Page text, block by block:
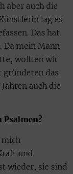
aber auch die
lag es
Das hat
Da mein Mann
wollten wir
gründeten das
auch die
Psalmen?
mich
und
wieder, sie sind